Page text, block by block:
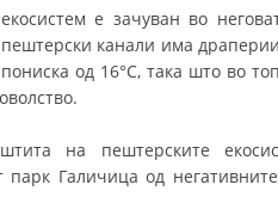
е зачуван во
канали има
од 16°C, така што во
на пештерските
парк Галичица од